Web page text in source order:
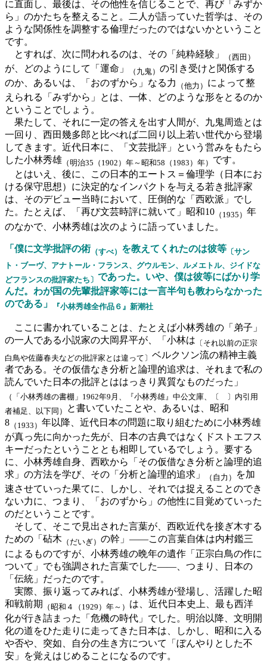
に直面し、最後は、その他性を信じることで、再び「みずか
ら」のかたちを整えること。二人が語っていた哲学は、その
ような関係性を調整する倫理だったのではないかということ
です。
とすれば、次に問われるのは、その「純粋経験」
（西田）
が、どのようにして「運命」 （九鬼） の引き受けと関係する
のか、あるいは、「おのずから」なる力
（他力） によって整
えられる「みずから」とは、一体、どのような形をとるのか
ということでしょう。
果たして、それに一定の答えを出す人間が、九鬼周造とは
一回り、西田幾多郎と比べれば二回り以上若い世代から登場
してきます。近代日本に、「文芸批評」という営みをもたら
した小林秀雄 （明治35（1902）年～昭和58（1983）年） です。
とはいえ、後に、この日本的エートス＝倫理学（日本にお
ける保守思想）に決定的なインパクトを与える若き批評家
は、そのデビュー当時において、圧倒的な「西欧派」でし
た。たとえば、「再び文芸時評に就いて」昭和10 （1935） 年
のなかで、小林秀雄は次のように語っていました。
「僕に文学批評の術 （すべ） を教えてくれたのは彼等 〔サン
ト・ブーヴ、アナトール・フランス、グウルモン、ルメエトル、ジイドな
どフランスの批評家たち〕 であった。いや、僕は彼等にばかり学
んだ。わが国の先輩批評家等には一言半句も教わらなかった
のである」
『小林秀雄全作品６』新潮社
ここに書かれていることは、たとえば小林秀雄の「弟子」
の一人である小説家の大岡昇平が、「小林は 〔それ以前の正宗
白鳥や佐藤春夫などの批評家とは違って〕 ベルクソン流の精神主義
者である。その仮借なき分析と論理的追求は、それまで私の
読んでいた日本の批評とははっきり異質なものだった」
（「小林秀雄の書棚」1962年9月、『小林秀雄』中公文庫、〔 〕内引用
者補足、以下同）
と書いていたことや、あるいは、昭和
8 （1933） 年以降、近代日本の問題に取り組むために小林秀雄
が真っ先に向かった先が、日本の古典ではなくドストエフス
キーだったということとも相即しているでしょう。要する
に、小林秀雄自身、西欧から「その仮借なき分析と論理的追
求」の方法を学び、その「分析と論理的追求」
（自力）
を加
速させていった果てに、しかし、それでは捉えることのでき
ない力に、つまり、「おのずから」の他性に目覚めていった
のだということです。
そして、そこで見出された言葉が、西欧近代を接ぎ木する
ための「砧木 （だいぎ） の幹」——この言葉自体は内村鑑三
によるものですが、小林秀雄の晩年の遺作「正宗白鳥の作に
ついて」でも強調された言葉でした——、つまり、日本の
「伝統」だったのです。
実際、振り返ってみれば、小林秀雄が登場し、活躍した昭
和戦前期
（昭和４（1929）年～） は、近代日本史上、最も西洋
化が行き詰まった「危機の時代」でした。明治以降、文明開
化の道をひた走りに走ってきた日本は、しかし、昭和に入る
や否や、突如、自分の生き方について「ぼんやりとした不
安」を覚えはじめることになるのです。